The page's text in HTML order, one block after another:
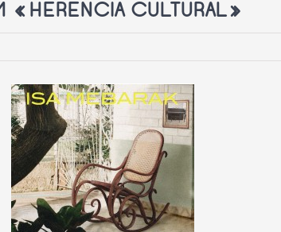
«HERENCIA CULTURAL»